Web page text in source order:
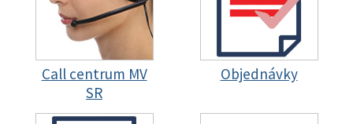
Call centrum MV
SR
Objednávky